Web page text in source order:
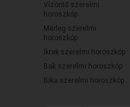
Vízöntő szerelmi
horoszkóp
Mérleg szerelmi
horoszkóp
Ikrek szerelmi horoszkóp
Bak szerelmi horoszkóp
Bika szerelmi horoszkóp